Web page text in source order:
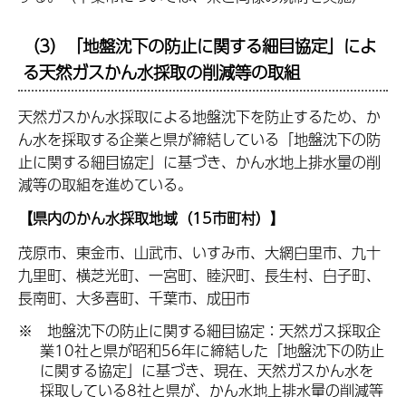
（3）「地盤沈下の防止に関する細目協定」によ
る天然ガスかん水採取の削減等の取組
天然ガスかん水採取による地盤沈下を防止するため、か
ん水を採取する企業と県が締結している「地盤沈下の防
止に関する細目協定」に基づき、かん水地上排水量の削
減等の取組を進めている。
【県内のかん水採取地域（15市町村）】
茂原市、東金市、山武市、いすみ市、大網白里市、九十
九里町、横芝光町、一宮町、睦沢町、長生村、白子町、
長南町、大多喜町、千葉市、成田市
※ 地盤沈下の防止に関する細目協定：天然ガス採取企
業10社と県が昭和56年に締結した「地盤沈下の防止
に関する協定」に基づき、現在、天然ガスかん水を
採取している8社と県が、かん水地上排水量の削減等